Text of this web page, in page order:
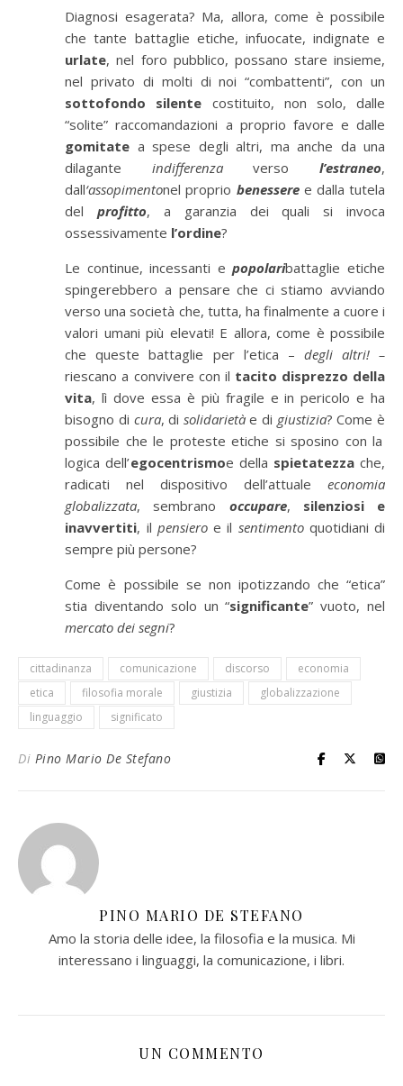
Diagnosi esagerata? Ma, allora, come è possibile
che tante battaglie etiche, infuocate, indignate e
urlate, nel foro pubblico, possano stare insieme,
nel privato di molti di noi “combattenti”, con un
sottofondo silente costituito, non solo, dalle
“solite” raccomandazioni a proprio favore e dalle
gomitate a spese degli altri, ma anche da una
dilagante indifferenzaversol’estraneo,
dall‘assopimentonel proprio benesseree dalla tutela
delprofitto, a garanzia dei quali si invoca
ossessivamente l’ordine?
Le continue, incessanti epopolaribattaglie etiche
spingerebbero a pensare che ci stiamo avviando
verso una società che, tutta, ha finalmente a cuore i
valori umani più elevati! E allora, come è possibile
che queste battaglie per l’etica – degli altri! –
riescano a convivere con il tacito disprezzo della
vita, lì dove essa è più fragile e in pericolo e ha
bisogno di cura, di solidarietàe di giustizia? Comeè
possibile che le proteste etiche si sposino con la
logica dell’egocentrismoe della spietatezzache,
radicati nel dispositivo dell’attuale economia
globalizzata, sembrano occupare, silenziosi e
inavvertiti, il pensieroe il sentimentoquotidiani di
sempre più persone?
Comeè possibile se non ipotizzando che “etica”
stia diventando solo un “significante” vuoto, nel
mercato dei segni?
cittadinanza comunicazione discorso
economia
etica
filosofia morale giustizia
globalizzazione
linguaggio
significato
Di Pino Mario De Stefano
PINO MARIO DE STEFANO
Amo la storia delle idee, la filosofia e la musica. Mi
interessano i linguaggi, la comunicazione, i libri.
UN COMMENTO